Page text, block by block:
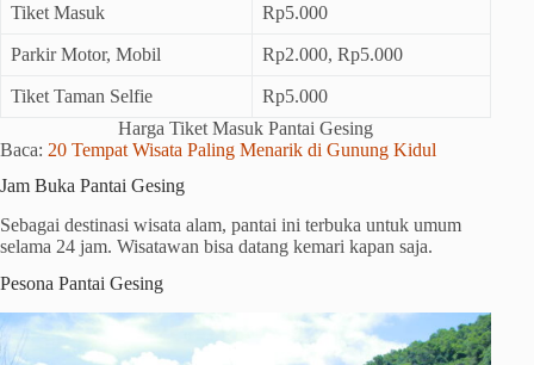
Tiket Masuk Rp5.000
Parkir Motor, Mobil Rp2.000, Rp5.000
Tiket Taman Selfie
Rp5.000
Harga Tiket Masuk Pantai Gesing
Baca: 20 Tempat Wisata Paling Menarik di Gunung Kidul
Jam Buka Pantai Gesing
Sebagai destinasi wisata alam, pantai ini terbuka untuk umum
selama 24 jam. Wisatawan bisa datang kemari kapan saja.
Pesona Pantai Gesing